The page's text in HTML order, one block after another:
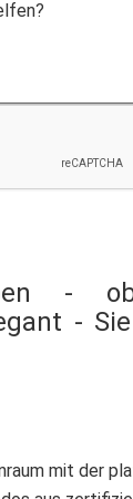
-
-
mit der